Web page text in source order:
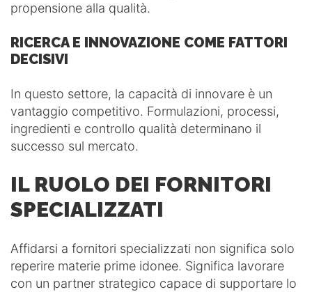
propensione alla qualità.
RICERCA E INNOVAZIONE COME FATTORI
DECISIVI
In questo settore, la capacità di innovare è un
vantaggio competitivo. Formulazioni, processi,
ingredienti e controllo qualità determinano il
successo sul mercato.
IL RUOLO DEI FORNITORI
SPECIALIZZATI
Affidarsi a fornitori specializzati non significa solo
reperire materie prime idonee. Significa lavorare
con un partner strategico capace di supportare lo